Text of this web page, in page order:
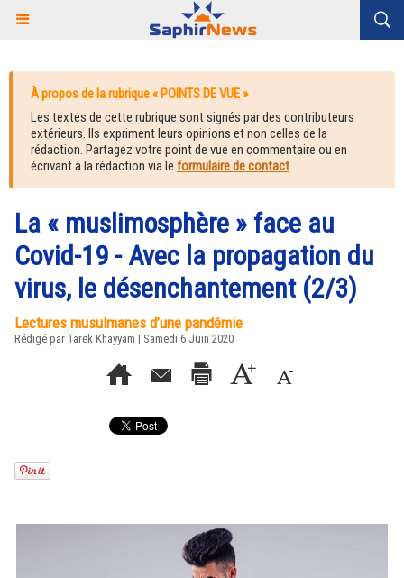
À propos de la rubrique « POINTS DE VUE »
Les textes de cette rubrique sont signés par des contributeurs
extérieurs. Ils expriment leurs opinions et non celles de la
rédaction. Partagez votre point de vue en commentaire ou en
écrivant à la rédaction via le formulaire de contact.
La « muslimosphère » face au
Covid-19 - Avec la propagation du
virus, le désenchantement (2/3)
Lectures musulmanes d’une pandémie
Rédigé par Tarek Khayyam | Samedi 6 Juin 2020